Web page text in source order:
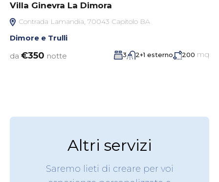
Villa Ginevra La Dimora
Contrada Lamandia, 70043 Capitolo BA
Dimore e Trulli
da €350 notte 3 2+1 esterno 200 mq
Altri servizi
Saremo lieti di creare per voi